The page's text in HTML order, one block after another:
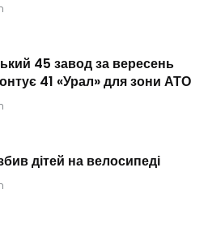
45 завод за вересень
41 «Урал» для зони АТО
дітей на велосипеді